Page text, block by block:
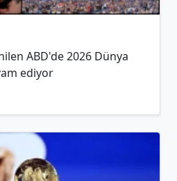
ABD'de 2026 Dünya
ediyor